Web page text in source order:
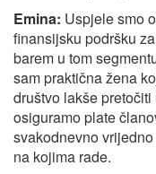
Emina: Uspjele smo
finansijsku podršku
barem u tom
sam praktična žena
društvo lakše
osiguramo plate
svakodnevno
na kojima rade.